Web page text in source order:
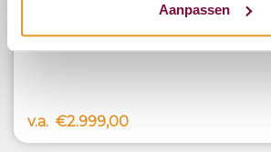
Aanpassen
Serta Royalty Executive Visco matras
v.a. €2.999,00